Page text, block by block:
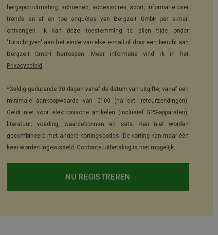
bergsportuitrusting, schoenen, accessoires, sport, informatie over
trends en af en toe enquêtes van Bergzeit GmbH per e-mail
ontvangen. Ik kan deze toestemming te allen tijde onder
"Uitschrijven" aan het einde van elke e-mail of door een bericht aan
Bergzeit GmbH herroepen. Meer informatie vind ik in het
Privacybeleid .
*Geldig gedurende 30 dagen vanaf de datum van uitgifte, vanaf een
minimale aankoopwaarde van €100 (na evt. retourzendingen).
Geldt niet voor elektronische artikelen (inclusief GPS-apparaten),
literatuur, voeding, waardebonnen en sets. Kan niet worden
gecombineerd met andere kortingscodes. De korting kan maar één
keer worden ingewisseld. Contante uitbetaling is niet mogelijk.
NU REGISTREREN